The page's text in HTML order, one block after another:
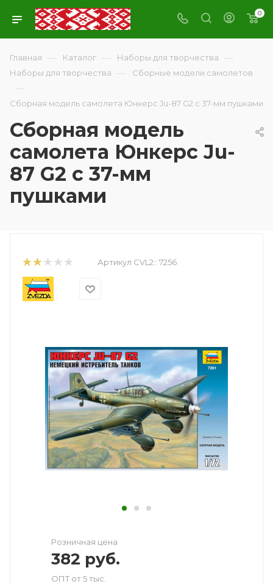
0
Главная — Каталог — Наборы для творчества —
Наборы для творчества — Сборные модели самолетов
—
Сборная модель самолета Юнкерс Ju-87 G2 с 37-мм пушками
Сборная модель
самолета Юнкерс Ju-
87 G2 с 37-мм
пушками
Артикул CVL2:: 7256
Розничная цена
382 руб.
ОПТ от 5 тыс.